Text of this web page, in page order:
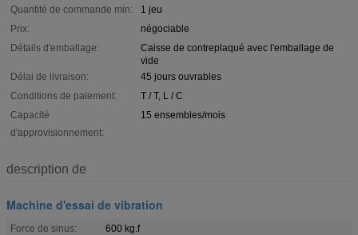
Quantité de commande min:
1 jeu
Prix:
négociable
Détails d'emballage:
Caisse de contreplaqué avec l'emballage de
vide
Délai de livraison:
45 jours ouvrables
Conditions de paiement:
T / T, L / C
Capacité
d'approvisionnement:
15 ensembles/mois
description de
Machine d'essai de vibration
Force de sinus:
600 kg.f